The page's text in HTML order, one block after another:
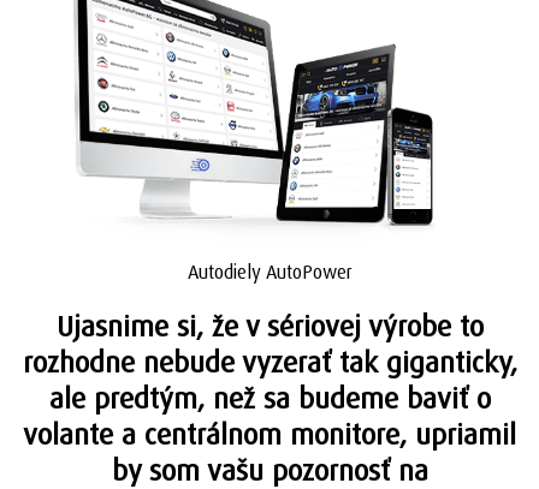
Autodiely AutoPower
Ujasnime si, že v sériovej výrobe to
rozhodne nebude vyzerať tak giganticky,
ale predtým, než sa budeme baviť o
volante a centrálnom monitore, upriamil
by som vašu pozornosť na